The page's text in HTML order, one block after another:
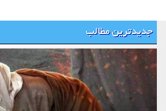
جدیدترین مطالب